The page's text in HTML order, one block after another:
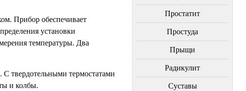
Прибор обеспечивает
установки
температуры. Два
твердотельными термостатами
и колбы.
Простатит
Простуда
Прыщи
Радикулит
Суставы